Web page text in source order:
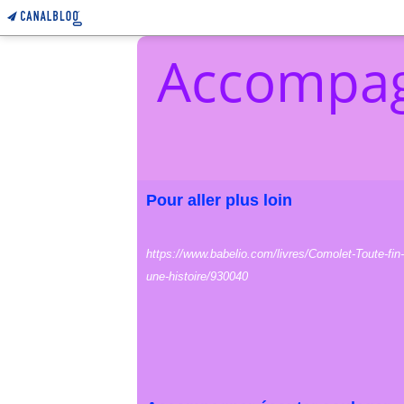
Pour aller plus loin
https://www.babelio.com/livres/Comolet-Toute-
une-histoire/930040